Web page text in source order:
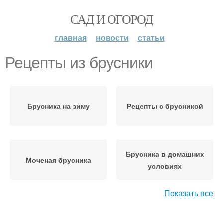
САД И ОГОРОД
главная новости статьи
Рецепты из брусники
Брусника на зиму Рецепты с брусникой
Моченая брусника
Брусника в домашних
условиях
Показать все